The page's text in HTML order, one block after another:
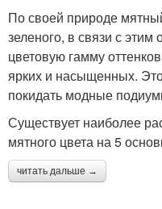
По своей природе
зеленого, в связи с
цветовую гамму
ярких и насыщенных.
покидать модные
Существует наиболее
мятного цвета на 5
читать дальше →